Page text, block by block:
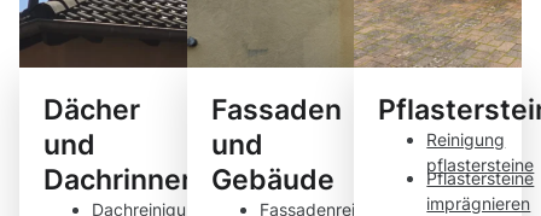
Dächer
und
Dachrinnen
Dachreinigung
Fassaden
und
Gebäude
Fassadenreinigung
Reinigung
pflastersteine
Pflastersteine
imprägnieren